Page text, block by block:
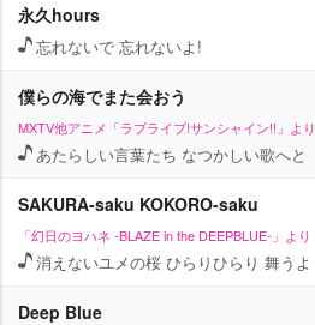
永久hours
忘れないで 忘れないよ!
僕らの海でまた会おう
MXTV他アニメ「ラブライブ!サンシャイン!!」より
あたらしい言葉たち なつかしい歌へと
SAKURA-saku KOKORO-saku
「幻日のヨハネ -BLAZE in the DEEPBLUE-」より
消えないユメの桜 ひらりひらり 舞うよ
Deep Blue